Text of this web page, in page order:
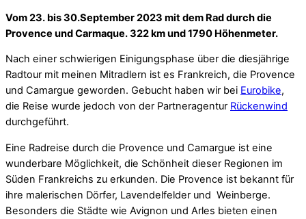
Vom 23. bis 30.September 2023 mit dem Rad durch die
Provence und Carmaque. 322 km und 1790 Höhenmeter.
Nach einer schwierigen Einigungsphase über die diesjährige
Radtour mit meinen Mitradlern ist es Frankreich, die Provence
und Camargue geworden. Gebucht haben wir bei Eurobike,
die Reise wurde jedoch von der Partneragentur Rückenwind
durchgeführt.
Eine Radreise durch die Provence und Camargue ist eine
wunderbare Möglichkeit, die Schönheit dieser Regionen im
Süden Frankreichs zu erkunden. Die Provence ist bekannt für
ihre malerischen Dörfer, Lavendelfelder und Weinberge.
Besonders die Städte wie Avignon und Arles bieten einen